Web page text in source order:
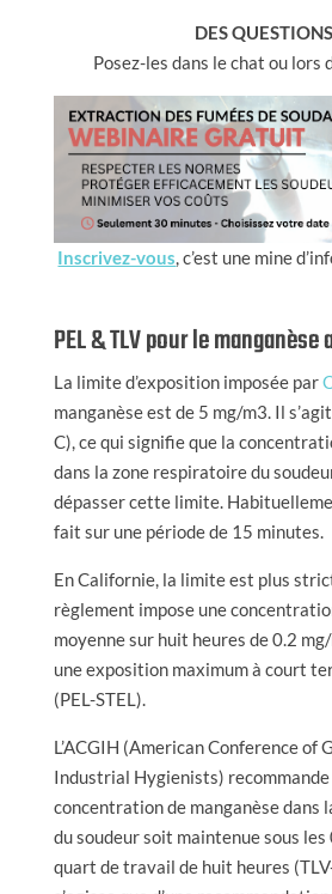
DES
Posez-les dans le chat ou lors
Inscrivez-vous, c’est une mine
PEL & TLV pour le
La limite d’exposition imposée par
manganèse est de 5 mg/m3. Il
C), ce qui signifie que la
dans la zone respiratoire du
dépasser cette limite.
fait sur une période de 15 minutes.
En Californie, la limite est plus
règlement impose une
moyenne sur huit heures de 0.2
une exposition maximum à court
(PEL-STEL).
L’ACGIH (American Conference of
Industrial Hygienists) recommande
concentration de manganèse dans
du soudeur soit maintenue sous
quart de travail de huit heures